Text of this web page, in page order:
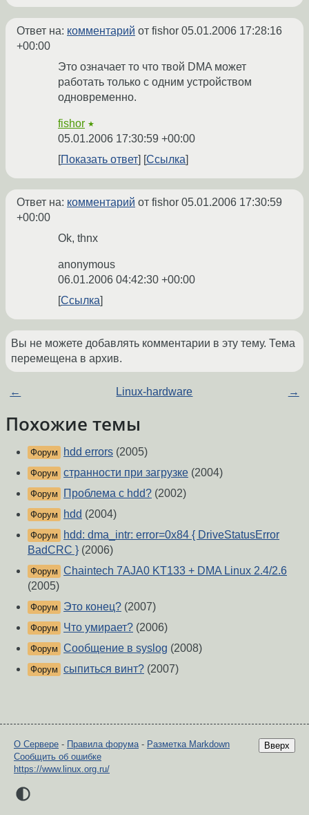
Ответ на: комментарий от fishor 05.01.2006 17:28:16
+00:00
Это означает то что твой DMA может
работать только с одним устройством
одновременно.
fishor ★
05.01.2006 17:30:59 +00:00
Показать ответ
Ссылка
Ответ на: комментарий от fishor 05.01.2006 17:30:59
+00:00
Ok, thnx
anonymous
06.01.2006 04:42:30 +00:00
Ссылка
Вы не можете добавлять комментарии в эту тему. Тема
перемещена в архив.
← Linux-hardware →
Похожие темы
Форум hdd errors (2005)
Форум странности при загрузке (2004)
Форум Проблема с hdd? (2002)
Форум hdd (2004)
Форум
hdd: dma_intr: error=0x84 { DriveStatusError
BadCRC } (2006)
Форум Chaintech 7AJA0 KT133 + DMA Linux 2.4/2.6
(2005)
Форум Это конец? (2007)
Форум Что умирает? (2006)
Форум Сообщение в syslog (2008)
Форум сыпиться винт? (2007)
Вверх
О Сервере - Правила форума- Разметка Markdown
Сообщить об ошибке
https://www.linux.org.ru/